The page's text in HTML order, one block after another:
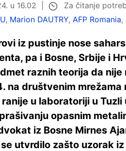
u 16.02
Za čitanje
, Marion DAUTRY, AFP Romania,
iz pustinje nose
pa i Bosne, Srbije i
raznih teorija da
na društvenim
u laboratoriji u
opasnim
iz Bosne Mirnes
utvrdilo zašto uzorak